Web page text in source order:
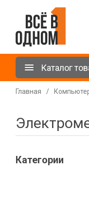
Каталог
Главная /
Категории